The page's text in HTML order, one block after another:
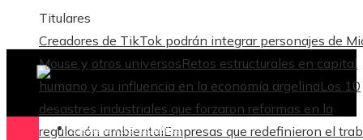
Titulares
Creadores de TikTok podrán integrar personajes de
Mouse y otros universosRetos estructurales en capital
humano y su influencia en la economía argelinaLos 10
desastres industriales que forzaron reformas en la
regulación ambientalEmpresas que redefinieron el
Ciencia y tecnología